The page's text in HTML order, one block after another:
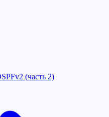
(часть 2)